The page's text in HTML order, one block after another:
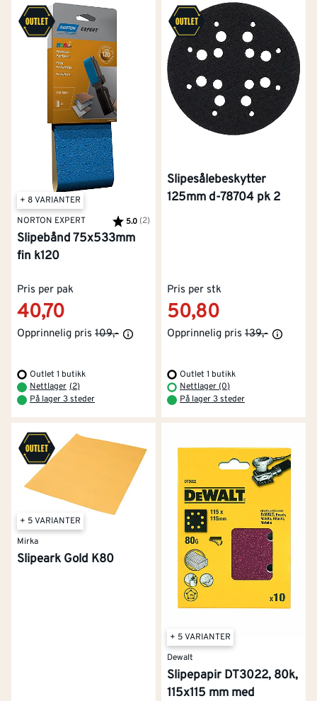
+ 8 VARIANTER
NORTON EXPERT
Karakter:
5.0 (2)
Slipebånd 75x533mm
fin k120
Pris per pak
40,70
Opprinnelig pris 109,-
Outlet 1 butikk
Nettlager (2)
På lager 3 steder
Slipesålebeskytter
125mm d-78704 pk 2
Pris per stk
50,80
Opprinnelig pris 139,-
Outlet 1 butikk
Nettlager (0)
På lager 3 steder
+ 5 VARIANTER
Mirka
Slipeark Gold K80
+ 5 VARIANTER
Dewalt
Slipepapir DT3022, 80k,
115x115 mm med